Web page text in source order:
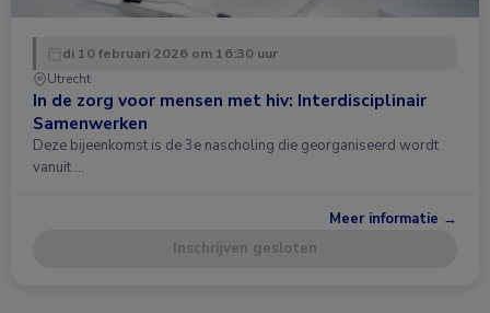
di 10 februari 2026 om 16:30 uur
Utrecht
In de zorg voor mensen met hiv: Interdisciplinair
Samenwerken
Deze bijeenkomst is de 3e nascholing die georganiseerd wordt
vanuit …
Meer informatie →
Inschrijven gesloten